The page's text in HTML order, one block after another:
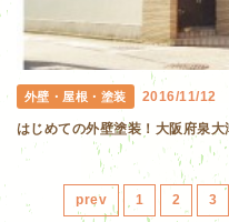
外壁・屋根・塗装 2016/11/12
はじめての外壁塗装！大阪府泉大
prev 1 2 3